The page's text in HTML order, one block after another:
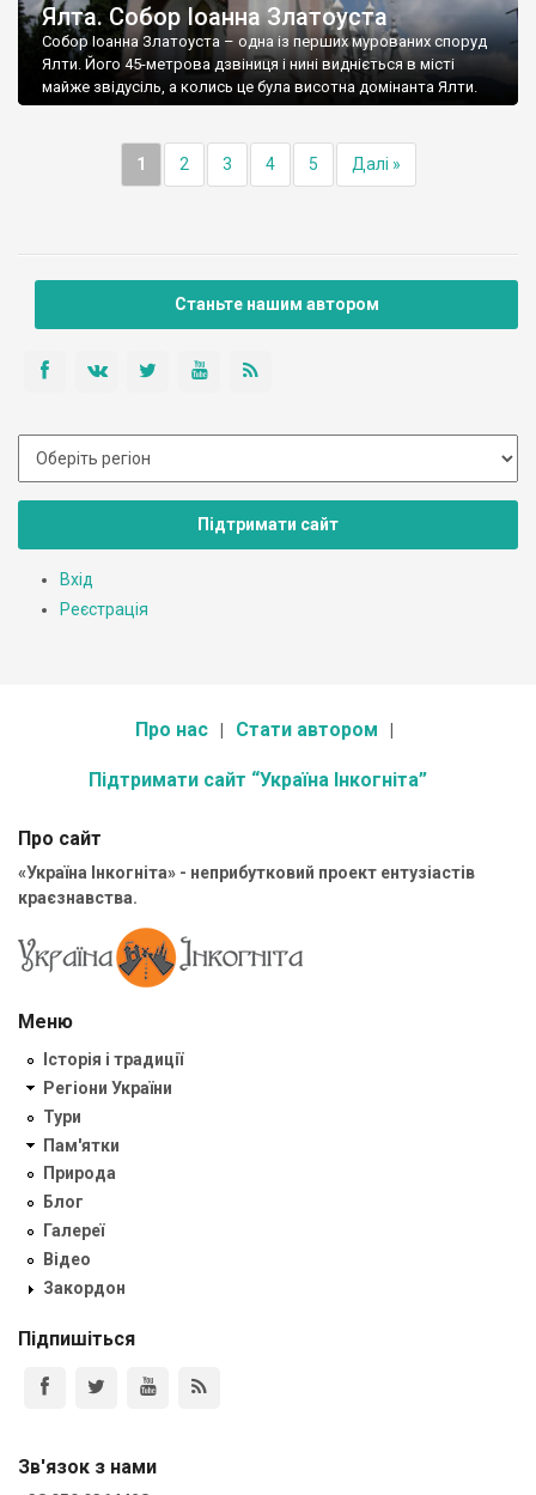
Ялта. Собор Іоанна Златоуста
Собор Іоанна Златоуста – одна із перших мурованих споруд
Ялти. Його 45-метрова дзвіниця і нині видніється в місті
майже звідусіль, а колись це була висотна домінанта Ялти.
1 2 3 4 5 Далі »
Станьте нашим автором
Підтримати сайт
Вхід
Реєстрація
Про нас Стати автором
Підтримати сайт “Україна Інкогніта”
Про сайт
«Україна Інкогніта» - неприбутковий проект ентузіастів
краєзнавства.
Меню
Історія і традиції
Регіони України
Тури
Пам'ятки
Природа
Блог
Галереї
Відео
Закордон
Підпишіться
Зв'язок з нами